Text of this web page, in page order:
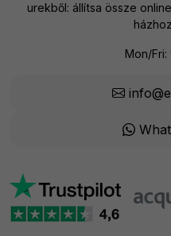
urekből: állítsa össze
Mon/Fri: